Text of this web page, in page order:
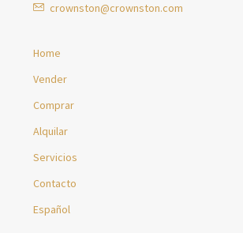
crownston@crownston.com
Home
Vender
Comprar
Alquilar
Servicios
Contacto
Español